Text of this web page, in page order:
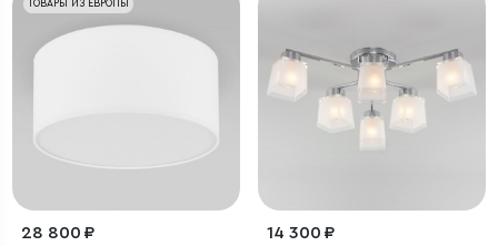
ТОВАРЫ ИЗ ЕВРОПЫ
28 800 ₽ 14 300 ₽